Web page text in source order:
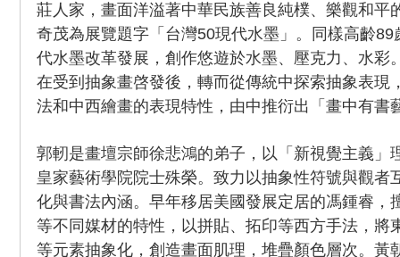
莊人家，畫面洋溢著中華民族善良純樸、樂觀和平
奇茂為展覽題字「台灣50現代水墨」。同樣高齡
代水墨改革發展，創作悠遊於水墨、壓克力、水彩
在受到抽象畫啓發後，轉而從傳統中探索抽象表現
法和中西繪畫的表現特性，由中推衍出「畫中有書
郭軔是畫壇宗師徐悲鴻的弟子，以「新視覺主義」
皇家藝術學院院士殊榮。致力以抽象性符號與觀者
化與書法內涵。早年移居美國發展定居的馮鍾睿，
等不同媒材的特性，以拼貼、拓印等西方手法，將
等元素抽象化，創造畫面肌理，堆疊顏色層次。黃